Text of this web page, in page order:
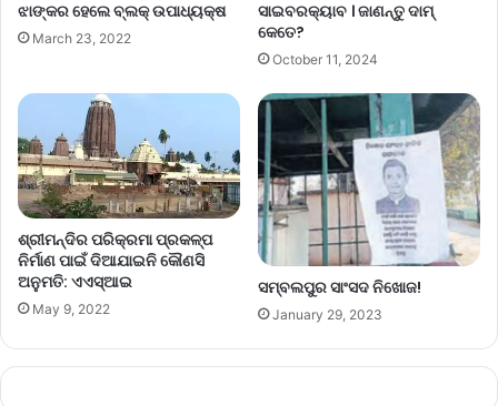
ଝାଙ୍କର ହେଲେ ବ୍ଲକ୍ ଉପାଧ୍ୟକ୍ଷ
March 23, 2022
ସାଇବରକ୍ୟାବ । ଜାଣନ୍ତୁ ଦାମ୍
କେତେ?
October 11, 2024
ଶ୍ରୀମନ୍ଦିର ପରିକ୍ରମା ପ୍ରକଳ୍ପ
ନିର୍ମାଣ ପାଇଁ ଦିଆଯାଇନି କୌଣସି
ଅନୁମତି: ଏଏସ୍‌ଆଇ
May 9, 2022
ସମ୍ବଲପୁର ସାଂସଦ ନିଖୋଜ!
January 29, 2023